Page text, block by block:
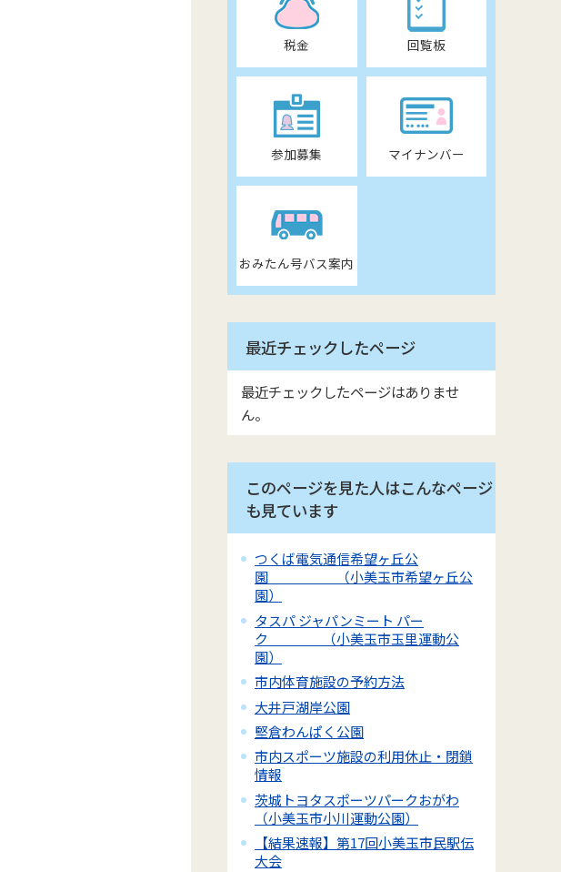
税金 回覧板
参加募集 マイナンバー
おみたん号バス案内
最近チェックしたページ
最近チェックしたページはありませ
ん。
このページを見た人はこんなページ
も見ています
つくば電気通信希望ヶ丘公
園 （小美玉市希望ヶ丘公
園）
タスパ ジャパンミート パー
ク （小美玉市玉里運動公
園）
市内体育施設の予約方法
大井戸湖岸公園
堅倉わんぱく公園
市内スポーツ施設の利用休止・閉鎖
情報
茨城トヨタスポーツパークおがわ
（小美玉市小川運動公園）
【結果速報】第17回小美玉市民駅伝
大会